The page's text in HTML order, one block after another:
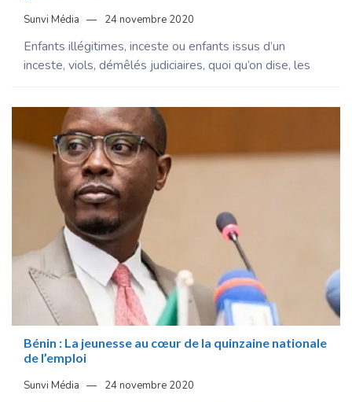
Sunvi Média 24 novembre 2020
Enfants illégitimes, inceste ou enfants issus d’un
inceste, viols, démêlés judiciaires, quoi qu’on dise, les
Bénin : La jeunesse au cœur de la quinzaine nationale
de l’emploi
Sunvi Média 24 novembre 2020